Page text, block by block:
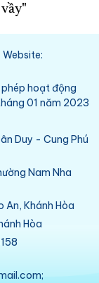
phép hoạt động
01 năm 2023
Duy - Cung Phú
Nam Nha
An, Khánh Hòa
Hòa